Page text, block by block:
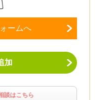
ームへ
加
談はこちら